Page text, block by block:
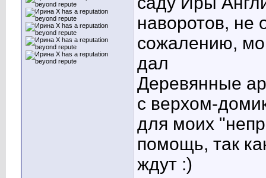
наворотов, не
сожалению,
дал
Деревянные
с верхом-
для моих
помощь, так
ждут :)